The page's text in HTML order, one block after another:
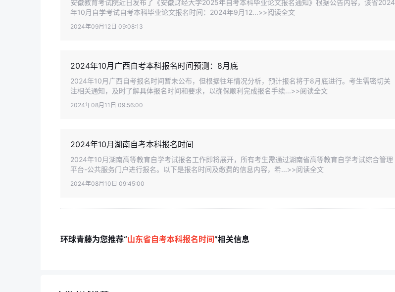
安徽教育考试院近日发布了《安徽财经大学2025年自考本科毕业论文报名通知》根据公告内容，该省2024
年10月自学考试自考本科毕业论文报名时间：2024年9月12...>>阅读全文
2024年09月12日 09:08:13
2024年10月广西自考本科报名时间预测：8月底
2024年10月广西自考报名时间暂未公布，但根据往年情况分析，预计报名将于8月底进行。考生需密切关
注相关通知，及时了解具体报名时间和要求，以确保顺利完成报名手续...>>阅读全文
2024年08月11日 09:56:00
2024年10月湖南自考本科报名时间
2024年10月湖南高等教育自学考试报名工作即将展开，所有考生需通过湖南省高等教育自学考试综合管理
平台-公共服务门户进行报名。以下是报名时间及缴费的信息内容，希...>>阅读全文
2024年08月10日 09:45:00
环球青藤为您推荐“山东省自考本科报名时间”相关信息